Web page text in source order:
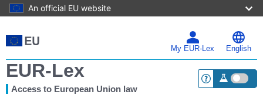
An official EU website
to
main
My EUR-Lex English
EUR-Lex
Access to European Union law <a